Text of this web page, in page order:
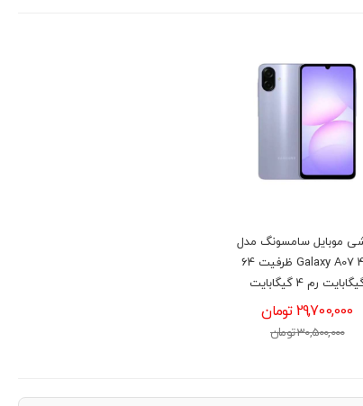
موبايل سامسونگ مدل
Galaxy A07 4G ظرفیت 64
رم 4 گیگابایت
29,700,000 تومان
30,500,000 تومان